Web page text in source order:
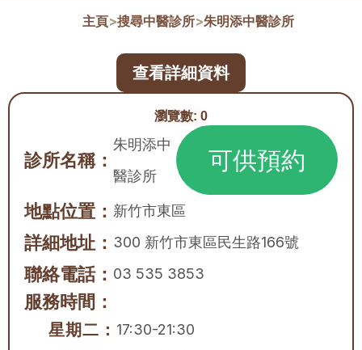
主頁>搜尋中醫診所>朱明添中醫診所
瀏覽數: 0
診所名稱：
朱明添中
醫診所
可供預約
地點位置： 新竹市東區
詳細地址： 300 新竹市東區民生路166號
聯絡電話： 03 535 3853
服務時間：
星期二： 17:30-21:30
查看詳細資料